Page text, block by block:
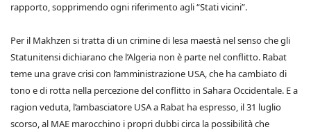
rapporto, sopprimendo ogni riferimento agli “Stati vicini”.
Per il Makhzen si tratta di un crimine di lesa maestà nel senso che gli
Statunitensi dichiarano che l’Algeria non è parte nel conflitto. Rabat
teme una grave crisi con l’amministrazione USA, che ha cambiato di
tono e di rotta nella percezione del conflitto in Sahara Occidentale. E a
ragion veduta, l’ambasciatore USA a Rabat ha espresso, il 31 luglio
scorso, al MAE marocchino i propri dubbi circa la possibilità che